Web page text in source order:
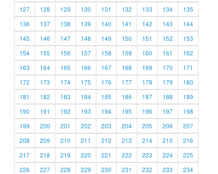
127
128 129 130 131 132 133 134
135
136
137 138 139 140 141 142 143
144
145
146 147 148 149 150 151 152
153
154
155 156 157 158 159 160 161
162
163
164 165 166 167 168 169 170
171
172
173 174 175 176 177 178 179
180
181
182 183 184 185 186 187 188
189
190
191 192 193 194 195 196 197
198
199
200 201 202 203 204 205 206
207
208
209 210 211 212 213 214 215
216
217
218 219 220 221 222 223 224
225
226
227 228 229 230 231 232 233
234